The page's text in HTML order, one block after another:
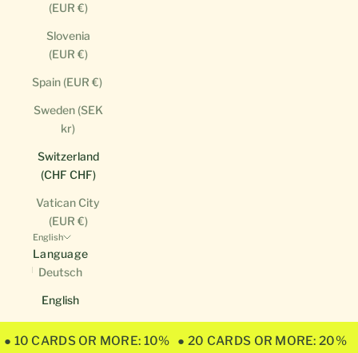
(EUR €)
Slovenia
(EUR €)
Spain (EUR €)
Sweden (SEK
kr)
Switzerland
(CHF CHF)
Vatican City
(EUR €)
English
Language
Deutsch
English
● 10 CARDS OR MORE: 10% ● 20 CARDS OR MORE: 20%